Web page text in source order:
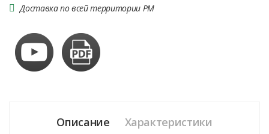
Доставка по всей территории РМ
Описание Характеристики